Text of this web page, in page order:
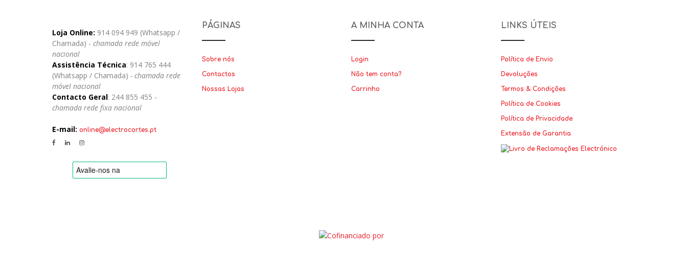
Loja Online: 914 094 949 (Whatsapp /
Chamada) - chamada rede móvel
nacional
Assistência Técnica: 914 765 444
(Whatsapp / Chamada) - chamada rede
móvel nacional
Contacto Geral: 244 855 455 -
chamada rede fixa nacional
E-mail: online@electrocortes.pt
PÁGINAS
Sobre nós
Contactos
Nossas Lojas
A MINHA CONTA
Login
Não tem conta?
Carrinho
LINKS ÚTEIS
Política de Envio
Devoluções
Termos & Condições
Política de Cookies
Política de Privacidade
Extensão de Garantia